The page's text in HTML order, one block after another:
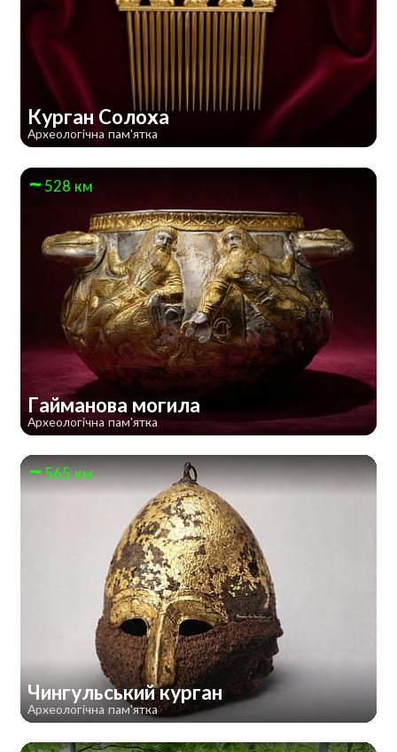
Курган Солоха
Археологічна пам'ятка
528 км
Гайманова могила
Археологічна пам'ятка
565 км
Чингульський курган
Археологічна пам'ятка